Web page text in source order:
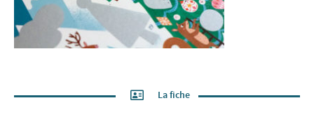
La fiche